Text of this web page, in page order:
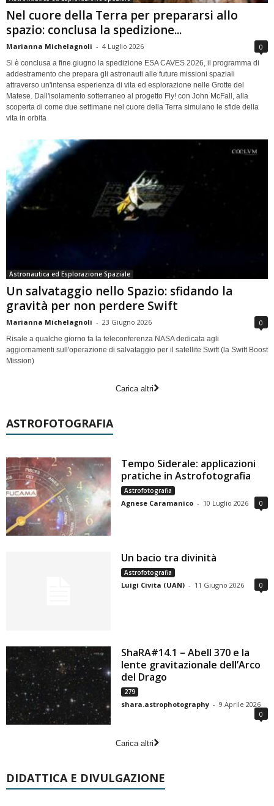
Nel cuore della Terra per prepararsi allo
spazio: conclusa la spedizione...
Marianna Michelagnoli - 4 Luglio 2026 0
Si è conclusa a fine giugno la spedizione ESA CAVES 2026, il programma di
addestramento che prepara gli astronauti alle future missioni spaziali
attraverso un'intensa esperienza di vita ed esplorazione nelle Grotte del
Matese. Dall'isolamento sotterraneo al progetto Fly! con John McFall, alla
scoperta di come due settimane nel cuore della Terra simulano le sfide della
vita in orbita
Astronautica ed Esplorazione Spaziale
Un salvataggio nello Spazio: sfidando la
gravità per non perdere Swift
Marianna Michelagnoli - 23 Giugno 2026 0
Risale a qualche giorno fa la teleconferenza NASA dedicata agli
aggiornamenti sull'operazione di salvataggio per il satellite Swift (la Swift Boost
Mission)
Carica altri
ASTROFOTOGRAFIA
Tempo Siderale: applicazioni
pratiche in Astrofotografia
Astrofotografia
Agnese Caramanico - 10 Luglio 2026 0
Un bacio tra divinità
Astrofotografia
Luigi Civita (UAN) - 11 Giugno 2026 0
ShaRA#14.1 – Abell 370 e la
lente gravitazionale dell’Arco
del Drago
279
shara.astrophotography - 9 Aprile 2026
0
Carica altri
DIDATTICA E DIVULGAZIONE